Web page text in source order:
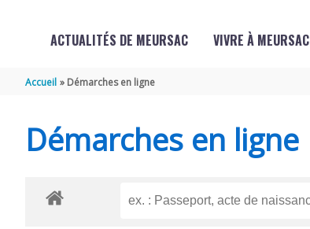
ACTUALITÉS DE MEURSAC VIVRE À MEURSAC
Accueil Démarches en ligne
Démarches en ligne